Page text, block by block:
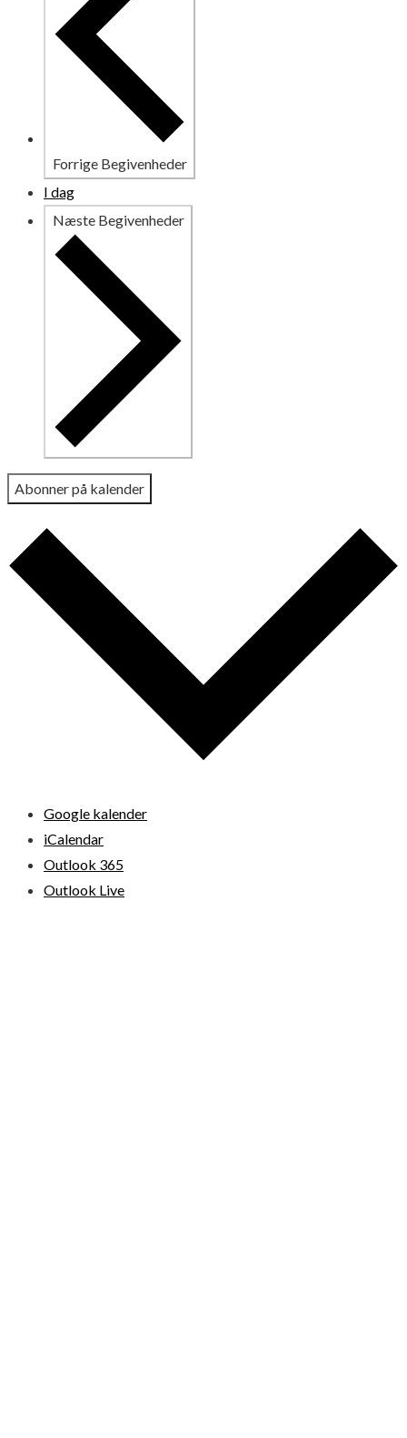
Forrige Begivenheder
I dag
Næste Begivenheder
Abonner på kalender
Google kalender
iCalendar
Outlook 365
Outlook Live